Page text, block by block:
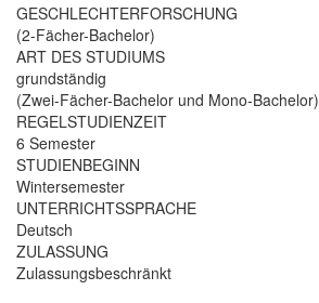
GESCHLECHTERFORSCHUNG
(2-Fächer-Bachelor)
ART DES STUDIUMS
grundständig
(Zwei-Fächer-Bachelor und Mono-Bachelor)
REGELSTUDIENZEIT
6 Semester
STUDIENBEGINN
Wintersemester
UNTERRICHTSSPRACHE
Deutsch
ZULASSUNG
Zulassungsbeschränkt